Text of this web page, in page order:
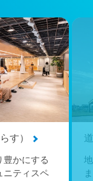
す）
豊かにする
ニティスペ